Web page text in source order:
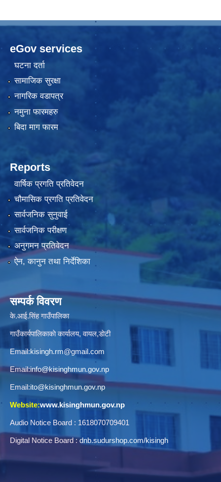
eGov services
घटना दर्ता
सामाजिक सुरक्षा
नागरिक वडापत्र
नमुना फारमहरु
बिदा माग फारम
Reports
वार्षिक प्रगति प्रतिवेदन
चौमासिक प्रगति प्रतिवेदन
सार्वजनिक सुनुवाई
सार्वजनिक परीक्षण
अनुगमन प्रतिवेदन
ऐन, कानुन तथा निर्देशिका
सम्पर्क विवरण
के.आई.सिंह गाउँपालिका
गाउँकार्यपालिकाकाे कार्यालय, वायल,डाेटी
Email:kisingh.rm@gmail.com
Email:info@kisinghmun.gov.np
Email:ito@kisinghmun.gov.np
Website:www.kisinghmun.gov.np
Audio Notice Board : 1618070709401
Digital Notice Board :dnb.sudurshop.com/kisingh